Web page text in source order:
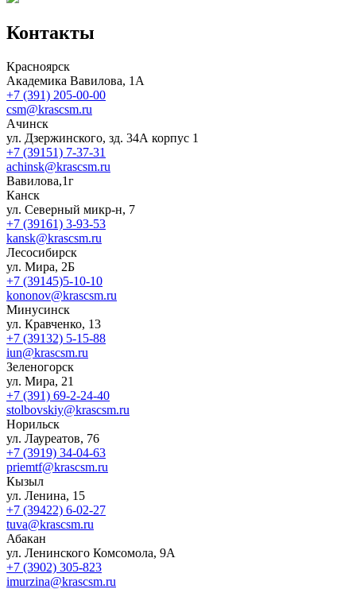
Контакты
Красноярск
Академика Вавилова, 1А
+7 (391) 205-00-00
csm@krascsm.ru
Ачинск
ул. Дзержинского, зд. 34А корпус 1
+7 (39151) 7-37-31
achinsk@krascsm.ru
Вавилова,1г
Канск
ул. Северный микр-н, 7
+7 (39161) 3-93-53
kansk@krascsm.ru
Лесосибирск
ул. Мира, 2Б
+7 (39145)5-10-10
kononov@krascsm.ru
Минусинск
ул. Кравченко, 13
+7 (39132) 5-15-88
iun@krascsm.ru
Зеленогорск
ул. Мира, 21
+7 (391) 69-2-24-40
stolbovskiy@krascsm.ru
Норильск
ул. Лауреатов, 76
+7 (3919) 34-04-63
priemtf@krascsm.ru
Кызыл
ул. Ленина, 15
+7 (39422) 6-02-27
tuva@krascsm.ru
Абакан
ул. Ленинского Комсомола, 9А
+7 (3902) 305-823
imurzina@krascsm.ru